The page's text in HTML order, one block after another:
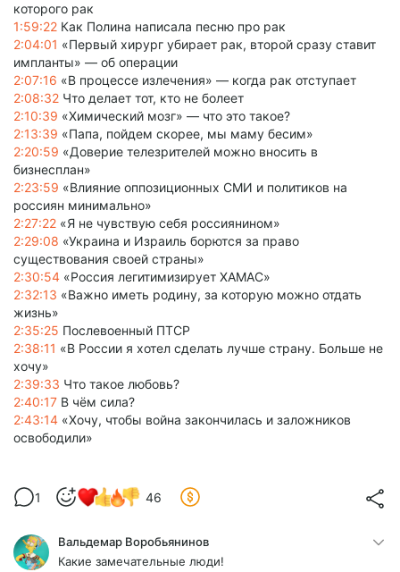
которого рак
1:59:22 Как Полина написала песню про рак
2:04:01 «Первый хирург убирает рак, второй сразу ставит
импланты» — об операции
2:07:16 «В процессе излечения» — когда рак отступает
2:08:32 Что делает тот, кто не болеет
2:10:39 «Химический мозг» — что это такое?
2:13:39 «Папа, пойдем скорее, мы маму бесим»
2:20:59 «Доверие телезрителей можно вносить в
бизнесплан»
2:23:59 «Влияние оппозиционных СМИ и политиков на
россиян минимально»
2:27:22 «Я не чувствую себя россиянином»
2:29:08 «Украина и Израиль борются за право
существования своей страны»
2:30:54 «Россия легитимизирует ХАМАС»
2:32:13 «Важно иметь родину, за которую можно отдать
жизнь»
2:35:25 Послевоенный ПТСР
2:38:11 «В России я хотел сделать лучше страну. Больше не
хочу»
2:39:33 Что такое любовь?
2:40:17 В чём сила?
2:43:14 «Хочу, чтобы война закончилась и заложников
освободили»
1 46
Вальдемар Воробьянинов
Какие замечательные люди!